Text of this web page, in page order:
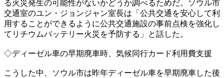
る火災発生の可能性がないかどうか調べるためだ。ソウル市
交通室のユン・ジョンジャン室長は「公共交通を安心して利
用することができるように公共交通施設の事前点検を強化し
てリチウムバッテリー火災を予防する」と話した。
◇ディーゼル車の早期廃車時、気候同行カード利用費支援
こうした中、ソウル市は昨年ディーゼル車を早期廃車した後